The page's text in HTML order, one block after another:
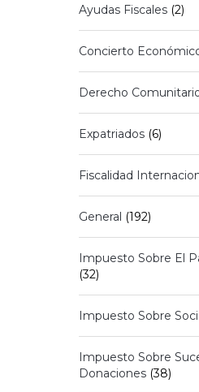
Ayudas Fiscales(2)
Concierto
Derecho
Expatriados(6)
Fiscalidad
General (192)
Impuesto Sobre El
(32)
Impuesto Sobre
Impuesto Sobre
Donaciones(38)